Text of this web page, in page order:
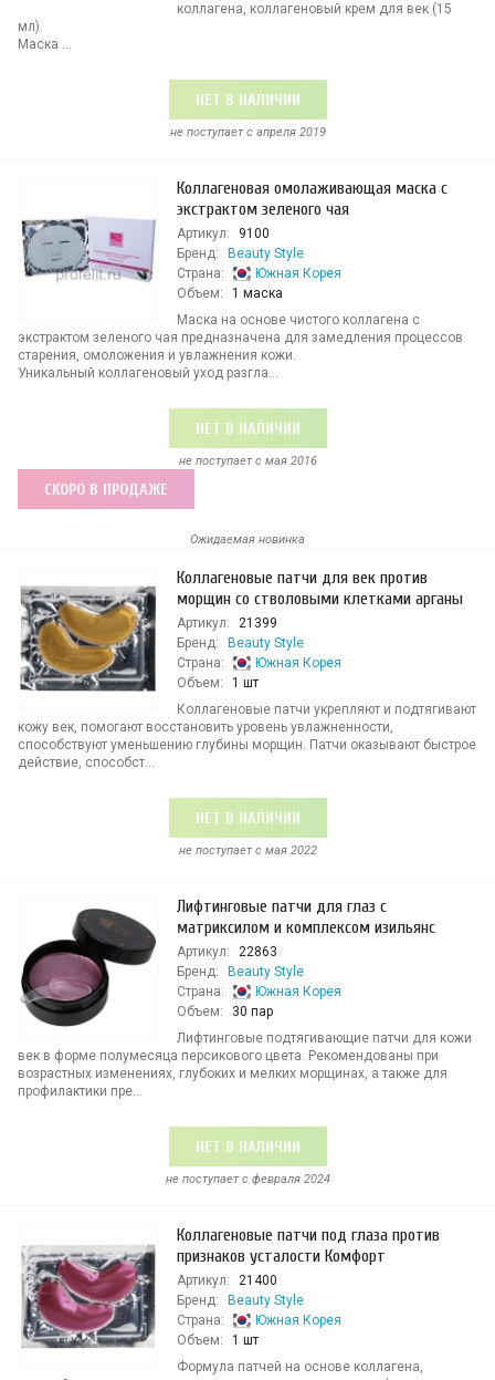
коллагена, коллагеновый крем для век (15
мл).
Маска ...
НЕТ В НАЛИЧИИ
не поступает c апреля 2019
Коллагеновая омолаживающая маска с
экстрактом зеленого чая
Артикул:
9100
Бренд:
Beauty Style
Страна:
Южная Корея
Объем:
1 маска
Маска на основе чистого коллагена с
экстрактом зеленого чая предназначена для замедления процессов
старения, омоложения и увлажнения кожи.
Уникальный коллагеновый уход разгла...
НЕТ В НАЛИЧИИ
не поступает c мая 2016
СКОРО В ПРОДАЖЕ
Ожидаемая новинка
Коллагеновые патчи для век против
морщин со стволовыми клетками арганы
Артикул:
21399
Бренд:
Beauty Style
Страна:
Южная Корея
Объем:
1 шт
Коллагеновые патчи укрепляют и подтягивают
кожу век, помогают восстановить уровень увлажненности,
способствуют уменьшению глубины морщин. Патчи оказывают быстрое
действие, способст...
НЕТ В НАЛИЧИИ
не поступает c мая 2022
Лифтинговые патчи для глаз с
матриксилом и комплексом изильянс
Артикул:
22863
Бренд:
Beauty Style
Страна:
Южная Корея
Объем:
30 пар
Лифтинговые подтягивающие патчи для кожи
век в форме полумесяца персикового цвета. Рекомендованы при
возрастных изменениях, глубоких и мелких морщинах, а также для
профилактики пре...
НЕТ В НАЛИЧИИ
не поступает c февраля 2024
Коллагеновые патчи под глаза против
признаков усталости Комфорт
Артикул:
21400
Бренд:
Beauty Style
Страна:
Южная Корея
Объем:
1 шт
Формула патчей на основе коллагена,